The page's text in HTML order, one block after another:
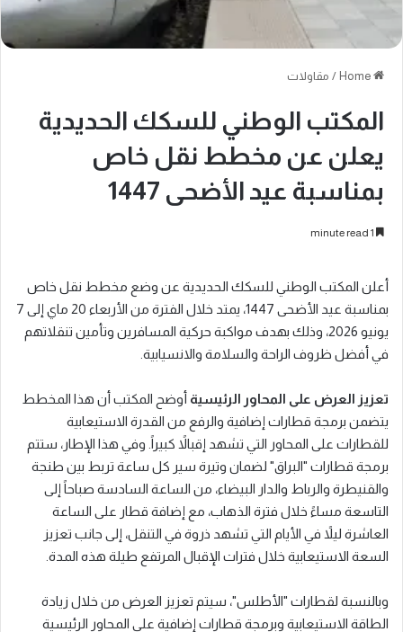
/ مقاولات
المكتب الوطني للسكك الحديدية
يعلن عن مخطط نقل خاص
بمناسبة عيد الأضحى 1447
أعلن المكتب الوطني للسكك الحديدية عن وضع مخطط نقل خاص
بمناسبة عيد الأضحى 1447، يمتد خلال الفترة من الأربعاء 20 ماي إلى 7
يونيو 2026، وذلك بهدف مواكبة حركية المسافرين وتأمين تنقلاتهم
في أفضل ظروف الراحة والسلامة والانسيابية.
تعزيز العرض على المحاور الرئيسية أوضح المكتب أن هذا المخطط
يتضمن برمجة قطارات إضافية والرفع من القدرة الاستيعابية
للقطارات على المحاور التي تشهد إقبالاً كبيراً. وفي هذا الإطار، ستتم
برمجة قطارات "البراق" لضمان وتيرة سير كل ساعة تربط بين طنجة
والقنيطرة والرباط والدار البيضاء، من الساعة السادسة صباحاً إلى
التاسعة مساءً خلال فترة الذهاب، مع إضافة قطار على الساعة
العاشرة ليلاً في الأيام التي تشهد ذروة في التنقل، إلى جانب تعزيز
السعة الاستيعابية خلال فترات الإقبال المرتفع طيلة هذه المدة.
وبالنسبة لقطارات "الأطلس"، سيتم تعزيز العرض من خلال زيادة
الطاقة الاستيعابية وبرمجة قطارات إضافية على المحاور الرئيسية